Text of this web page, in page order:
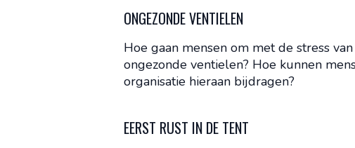
ONGEZONDE VENTIELEN
Hoe gaan mensen om met de stress
ongezonde ventielen? Hoe kunnen
organisatie hieraan bijdragen?
EERST RUST IN DE TENT